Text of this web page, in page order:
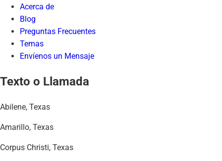
Acerca de
Blog
Preguntas Frecuentes
Temas
Envíenos un Mensaje
Texto o Llamada
Abilene, Texas
Amarillo, Texas
Corpus Christi, Texas